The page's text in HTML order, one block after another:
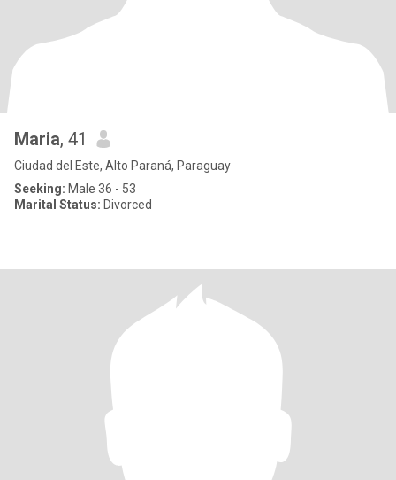
Maria, 41
Ciudad del Este, Alto Paraná, Paraguay
Seeking: Male 36 - 53
Marital Status: Divorced